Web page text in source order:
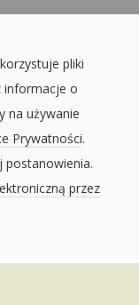
pliki
informacje o
na używanie
Prywatności.
postanowienia.
przez